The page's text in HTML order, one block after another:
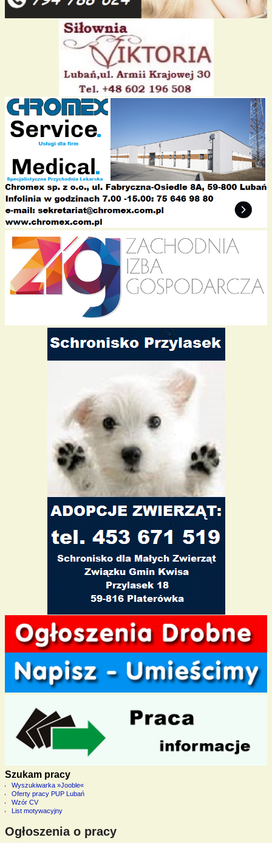
Szukam pracy
Wyszukiwarka »Jooble«
Oferty pracy PUP Lubań
Wzór CV
List motywacyjny
Ogłoszenia o pracy